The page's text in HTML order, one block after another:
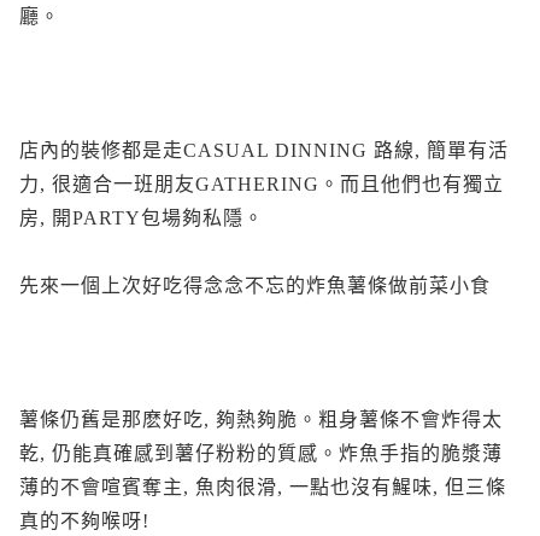
廳。
店內的裝修都是走CASUAL DINNING 路線, 簡單有活
力, 很適合一班朋友GATHERING。而且他們也有獨立
房, 開PARTY包場夠私隱。
先來一個上次好吃得念念不忘的炸魚薯條做前菜小食
薯條仍舊是那麽好吃, 夠熱夠脆。粗身薯條不會炸得太
乾, 仍能真確感到薯仔粉粉的質感。炸魚手指的脆漿薄
薄的不會喧賓奪主, 魚肉很滑, 一點也沒有鯹味, 但三條
真的不夠喉呀!